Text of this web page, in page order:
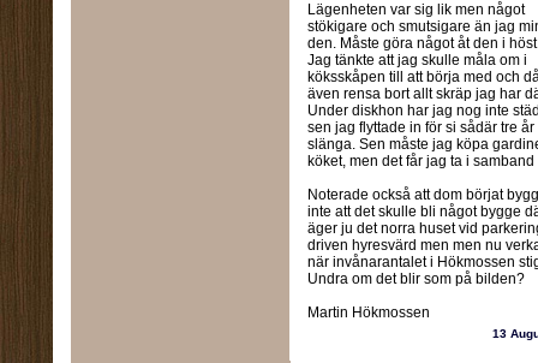
Lägenheten var sig lik men något
stökigare och smutsigare än jag
den. Måste göra något åt den i
Jag tänkte att jag skulle måla om i
köksskåpen till att börja med och
även rensa bort allt skräp jag har
Under diskhon har jag nog inte
sen jag flyttade in för si sådär tre
slänga. Sen måste jag köpa
köket, men det får jag ta i
Noterade också att dom börjat
inte att det skulle bli något bygge
äger ju det norra huset vid
driven hyresvärd men men nu
när invånarantalet i Hökmossen
Undra om det blir som på bilden?
Martin Hökmossen
13